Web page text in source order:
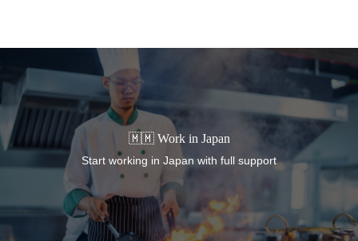
🇲🇲 Work in Japan
Start working in Japan with full support